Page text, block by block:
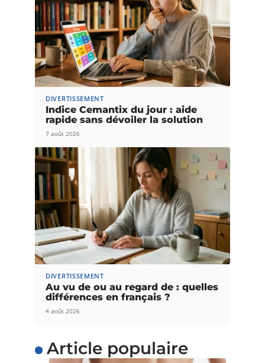
DIVERTISSEMENT
Indice Cemantix du jour : aide
rapide sans dévoiler la solution
7 août 2026
DIVERTISSEMENT
Au vu de ou au regard de : quelles
différences en français ?
4 août 2026
Article populaire